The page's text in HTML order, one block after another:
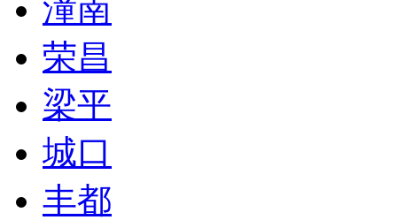
潼南
荣昌
梁平
城口
丰都